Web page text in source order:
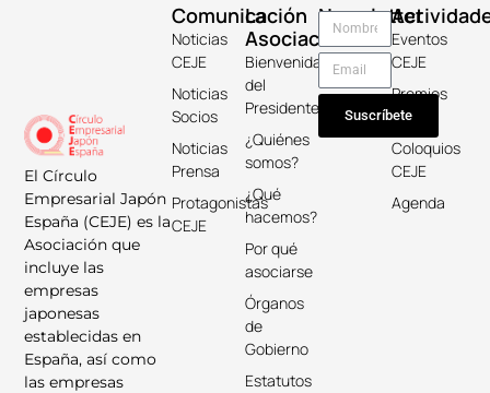
El Círculo
Empresarial Japón
España (CEJE) es la
Asociación que
incluye las
empresas
japonesas
establecidas en
España, así como
las empresas
La
Asociación
Bienvenida
del
Presidente
¿Quiénes
somos?
¿Qué
hacemos?
Por qué
asociarse
Órganos
de
Gobierno
Estatutos
Comunicación
Noticias
CEJE
Noticias
Socios
Noticias
Prensa
Protagonistas
CEJE
Eventos
CEJE
Premios
Keicho
Coloquios
CEJE
Agenda
Newsletter
Suscríbete